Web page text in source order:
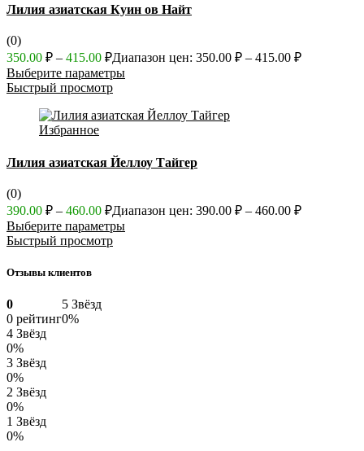
Лилия азиатская Куин ов Найт
(0)
350.00 ₽ – 415.00 ₽Диапазон цен: 350.00 ₽ – 415.00 ₽
Выберите параметры
Быстрый просмотр
Избранное
Лилия азиатская Йеллоу Тайгер
(0)
390.00 ₽ – 460.00 ₽Диапазон цен: 390.00 ₽ – 460.00 ₽
Выберите параметры
Быстрый просмотр
Отзывы клиентов
0
0 рейтинг
5 Звёзд
0%
4 Звёзд
0%
3 Звёзд
0%
2 Звёзд
0%
1 Звёзд
0%